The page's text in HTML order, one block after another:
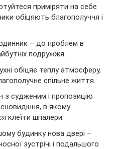
приміряти на себе
обіцяють благополуччя і
– до проблем в
подружжя.
обіцяє теплу атмосферу,
спільне життя.
з судженим і пропозицію
в якому
клеїти шпалери.
будинку нова двері –
зустрічі і подальшого